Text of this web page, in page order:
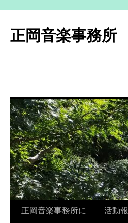
テ
ン
プ
正岡音楽事務所
正岡音楽事務所に
活動報